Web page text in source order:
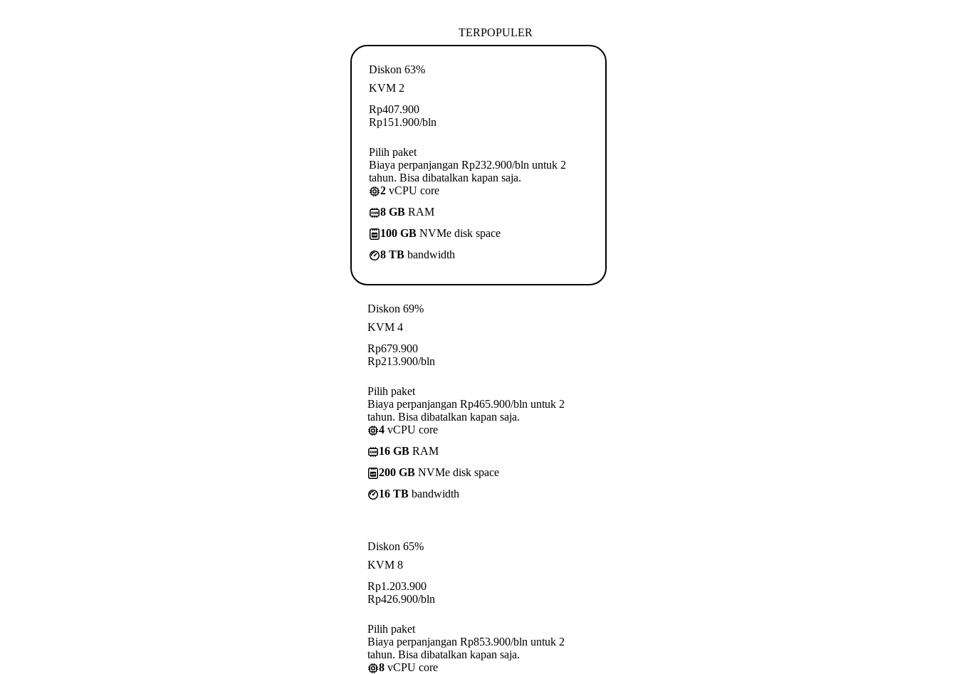
TERPOPULER
Diskon 63%
KVM 2
Rp407.900
Rp151.900/bln
Pilih paket
Biaya perpanjangan Rp232.900/bln untuk 2
tahun. Bisa dibatalkan kapan saja.
2 vCPU core
8 GB RAM
100 GB NVMe disk space
8 TB bandwidth
Diskon 69%
KVM 4
Rp679.900
Rp213.900/bln
Pilih paket
Biaya perpanjangan Rp465.900/bln untuk 2
tahun. Bisa dibatalkan kapan saja.
4 vCPU core
16 GB RAM
200 GB NVMe disk space
16 TB bandwidth
Diskon 65%
KVM 8
Rp1.203.900
Rp426.900/bln
Pilih paket
Biaya perpanjangan Rp853.900/bln untuk 2
tahun. Bisa dibatalkan kapan saja.
8 vCPU core